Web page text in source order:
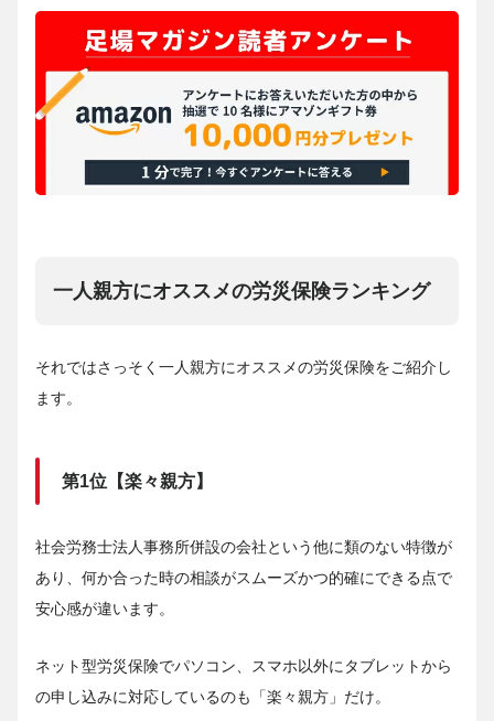
一人親方にオススメの労災保険ランキング
それではさっそく一人親方にオススメの労災保険をご紹介し
ます。
第1位【楽々親方】
社会労務士法人事務所併設の会社という他に類のない特徴が
あり、何か合った時の相談がスムーズかつ的確にできる点で
安心感が違います。
ネット型労災保険でパソコン、スマホ以外にタブレットから
の申し込みに対応しているのも「楽々親方」だけ。